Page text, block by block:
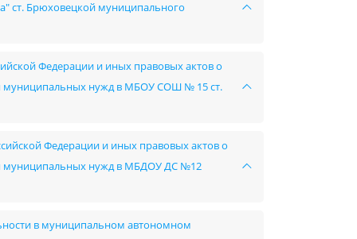
ст. Брюховецкой муниципального
Федерации и иных правовых актов о
муниципальных нужд в МБОУ СОШ № 15 ст.
Федерации и иных правовых актов о
муниципальных нужд в МБДОУ ДС №12
в муниципальном автономном